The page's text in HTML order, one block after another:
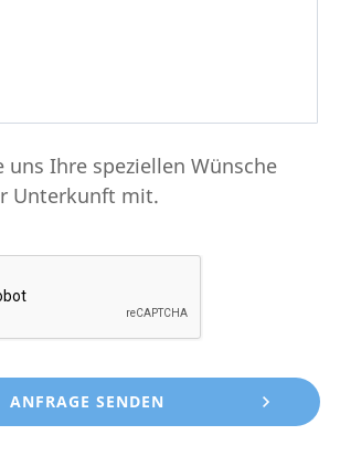
uns Ihre speziellen Wünsche
Unterkunft mit.